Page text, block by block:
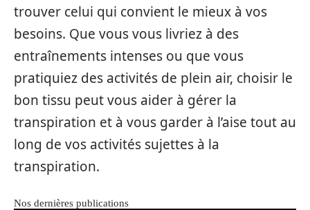
trouver celui qui convient le mieux à vos
besoins. Que vous vous livriez à des
entraînements intenses ou que vous
pratiquiez des activités de plein air, choisir le
bon tissu peut vous aider à gérer la
transpiration et à vous garder à l’aise tout au
long de vos activités sujettes à la
transpiration.
Nos dernières publications